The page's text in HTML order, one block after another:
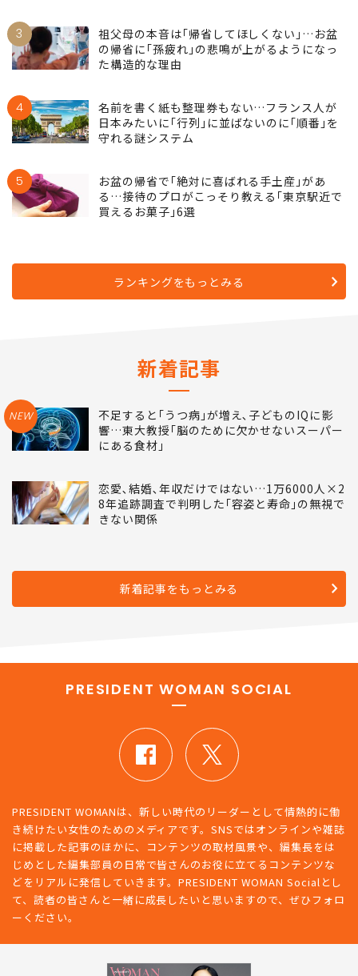
3
祖父母の本音は｢帰省してほしくない｣…お盆
の帰省に｢孫疲れ｣の悲鳴が上がるようになっ
た構造的な理由
4
名前を書く紙も整理券もない…フランス人が
日本みたいに｢行列｣に並ばないのに｢順番｣を
守れる謎システム
5
お盆の帰省で｢絶対に喜ばれる手土産｣があ
る…接待のプロがこっそり教える｢東京駅近で
買えるお菓子｣6選
ランキングをもっとみる
新着記事
NEW
不足すると｢うつ病｣が増え､子どものIQに影
響…東大教授｢脳のために欠かせないスーパー
にある食材｣
恋愛､結婚､年収だけではない…1万6000人×2
8年追跡調査で判明した｢容姿と寿命｣の無視で
きない関係
新着記事をもっとみる
PRESIDENT WOMAN SOCIAL
PRESIDENT WOMANは、新しい時代のリーダーとして情熱的に働
き続けたい女性のためのメディアです。SNSではオンラインや雑誌
に掲載した記事のほかに、コンテンツの取材風景や、編集長をは
じめとした編集部員の日常で皆さんのお役に立てるコンテンツな
どをリアルに発信していきます。PRESIDENT WOMAN Socialとし
て、読者の皆さんと一緒に成長したいと思いますので、ぜひフォロ
ーください。